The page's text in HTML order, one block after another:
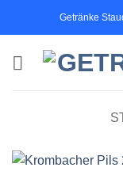
springen
Getränke